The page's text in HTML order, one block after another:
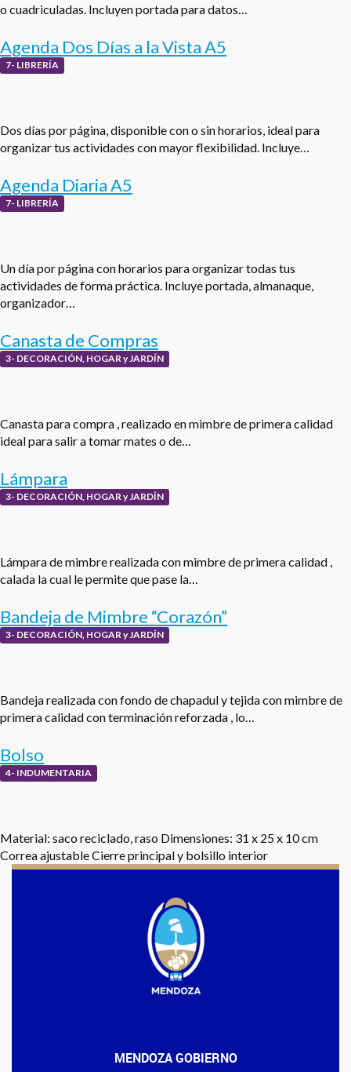
o cuadriculadas. Incluyen portada para datos…
Agenda Dos Días a la Vista A5
7- LIBRERÍA
Dos días por página, disponible con o sin horarios, ideal para
organizar tus actividades con mayor flexibilidad. Incluye…
Agenda Diaria A5
7- LIBRERÍA
Un día por página con horarios para organizar todas tus
actividades de forma práctica. Incluye portada, almanaque,
organizador…
Canasta de Compras
3- DECORACIÓN, HOGAR y JARDÍN
Canasta para compra , realizado en mimbre de primera calidad
ideal para salir a tomar mates o de…
Lámpara
3- DECORACIÓN, HOGAR y JARDÍN
Lámpara de mimbre realizada con mimbre de primera calidad ,
calada la cual le permite que pase la…
Bandeja de Mimbre “Corazón”
3- DECORACIÓN, HOGAR y JARDÍN
Bandeja realizada con fondo de chapadul y tejida con mimbre de
primera calidad con terminación reforzada , lo…
Bolso
4- INDUMENTARIA
Material: saco reciclado, raso Dimensiones: 31 x 25 x 10 cm
Correa ajustable Cierre principal y bolsillo interior
MENDOZA GOBIERNO